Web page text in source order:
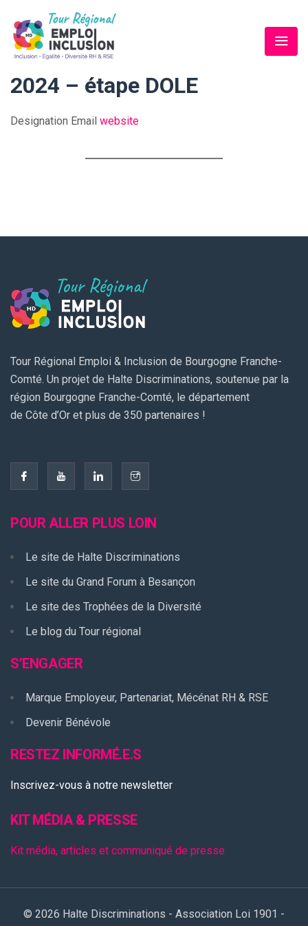
2024 – étape DOLE
Designation Email website
Tour Régional Emploi & Inclusion de Bourgogne Franche-
Comté. Un projet de Halte Discriminations, soutenue par la
région Bourgogne Franche-Comté, le département
de Côte d’Or et plus de 350 partenaires !
POUR ALLER PLUS LOIN
Le site de Halte Discriminations
Le site du Grand Forum à Besançon
Le site des Trophées de la Diversité
Le blog du Tour régional
S’ENGAGER
Marque Employeur, Partenariat, Mécénat RH & RSE
Devenir Bénévole
RESTEZ INFORMÉ.E.S
Inscrivez-vous à notre newsletter
KIT MÉDIA & PRESSE
Kit média, articles et communiqué de presse
© 2026 Halte Discriminations - Association Loi 1901 -